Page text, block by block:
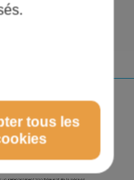
tous les